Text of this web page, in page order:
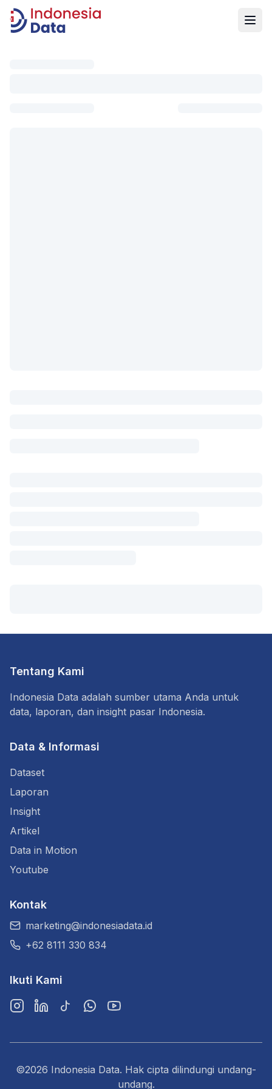
Indonesia Data
Tentang Kami
Indonesia Data adalah sumber utama Anda untuk
data, laporan, dan insight pasar Indonesia.
Data & Informasi
Dataset
Laporan
Insight
Artikel
Data in Motion
Youtube
Kontak
marketing@indonesiadata.id
+62 8111 330 834
Ikuti Kami
InstagramLinkedInTikTokWhatsAppYouTube
©2026 Indonesia Data. Hak cipta dilindungi undang-
undang.